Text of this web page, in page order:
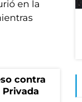
en la
contra